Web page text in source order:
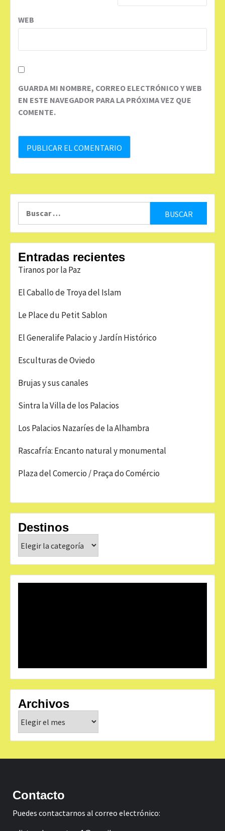
WEB
GUARDA MI NOMBRE, CORREO ELECTRÓNICO Y WEB
EN ESTE NAVEGADOR PARA LA PRÓXIMA VEZ QUE
COMENTE.
Entradas recientes
Tiranos por la Paz
El Caballo de Troya del Islam
Le Place du Petit Sablon
El Generalife Palacio y Jardín Histórico
Esculturas de Oviedo
Brujas y sus canales
Sintra la Villa de los Palacios
Los Palacios Nazaríes de la Alhambra
Rascafría: Encanto natural y monumental
Plaza del Comercio / Praça do Comércio
Destinos
Archivos
Contacto
Puedes contactarnos al correo electrónico: